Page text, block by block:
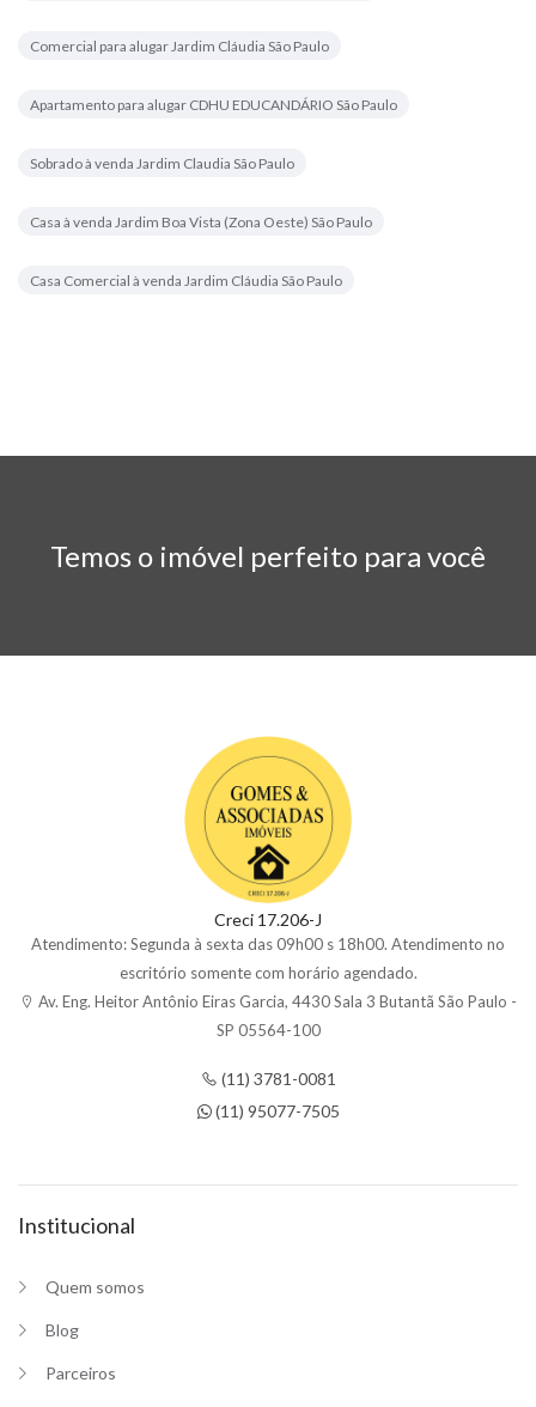
Comercial para alugar Jardim Cláudia São Paulo
Apartamento para alugar CDHU EDUCANDÁRIO São Paulo
Sobrado à venda Jardim Claudia São Paulo
Casa à venda Jardim Boa Vista (Zona Oeste) São Paulo
Casa Comercial à venda Jardim Cláudia São Paulo
Temos o imóvel perfeito para você
Creci 17.206-J
Atendimento: Segunda à sexta das 09h00 s 18h00. Atendimento no
escritório somente com horário agendado.
Av. Eng. Heitor Antônio Eiras Garcia, 4430 Sala 3 Butantã São Paulo -
SP 05564-100
(11) 3781-0081
(11) 95077-7505
Institucional
Quem somos
Blog
Parceiros